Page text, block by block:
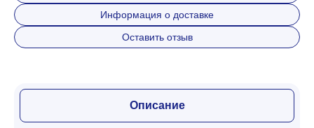
Информация о доставке
Оставить отзыв
Описание